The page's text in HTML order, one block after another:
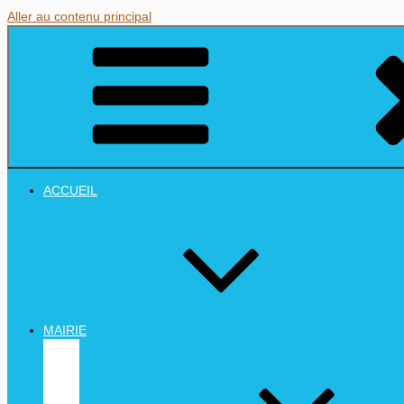
Aller au contenu principal
ACCUEIL
MAIRIE